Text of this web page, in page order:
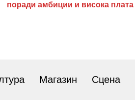
поради амбиции и висока плата
Магазин Сцена